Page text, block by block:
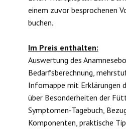
einem zuvor besprochenen
buchen.
Im Preis enthalten:
Auswertung des
Bedarfsberechnung,
Infomappe mit Erklärungen
über Besonderheiten der
Symptomen-Tagebuch,
Komponenten, praktische